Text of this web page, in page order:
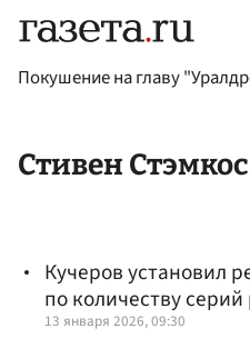
Покушение на главу
Стивен Стэмкос
Кучеров установил
по количеству
13 января 2026, 09:30